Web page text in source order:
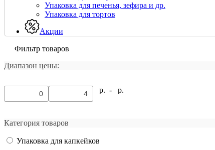
Упаковка для печенья, зефира и др.
Упаковка для тортов
Акции
Фильтр товаров
Диапазон цены:
р. - р.
Категория товаров
Упаковка для капкейков